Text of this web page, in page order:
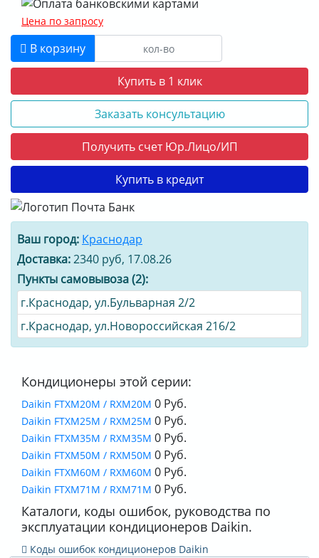
Цена по запросу
В корзину
Купить в 1 клик
Заказать консультацию
Получить счет Юр.Лицо/ИП
Купить в кредит
Ваш город: Краснодар
Доставка:2340 руб, 17.08.26
Пункты самовывоза (2):
г.Краснодар, ул.Бульварная 2/2
г.Краснодар, ул.Новороссийская 216/2
Кондиционеры этой серии:
Daikin FTXM20M / RXM20M 0 Руб.
Daikin FTXM25M / RXM25M 0 Руб.
Daikin FTXM35M / RXM35M 0 Руб.
Daikin FTXM50M / RXM50M 0 Руб.
Daikin FTXM60M / RXM60M 0 Руб.
Daikin FTXM71M / RXM71M 0 Руб.
Каталоги, коды ошибок, руководства по
эксплуатации кондиционеров Daikin.
Коды ошибок кондиционеров Daikin